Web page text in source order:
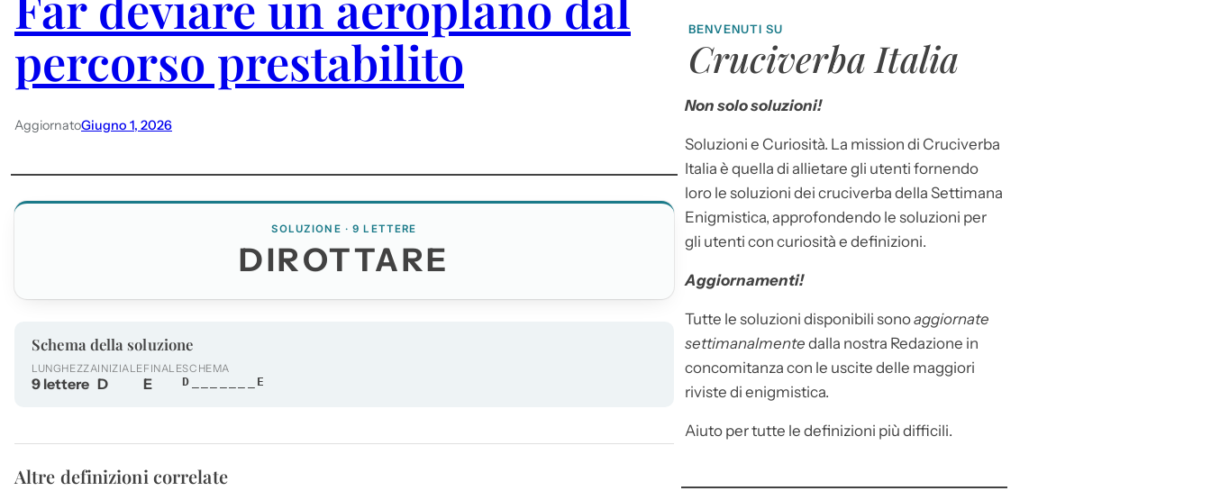
percorso prestabilito
AggiornatoGiugno 1, 2026
SOLUZIONE · 9 LETTERE
DIROTTARE
Schema della soluzione
LUNGHEZZA
9 lettere
INIZIALE
D
FINALE
E
SCHEMA
D_______E
Altre definizioni correlate
BENVENUTI SU
Cruciverba Italia
Non solo soluzioni!
Soluzioni e Curiosità. La mission di Cruciverba
Italia è quella di allietare gli utenti fornendo
loro le soluzioni dei cruciverba della Settimana
Enigmistica, approfondendo le soluzioni per
gli utenti con curiosità e definizioni.
Aggiornamenti!
Tutte le soluzioni disponibili sonoaggiornate
settimanalmente dalla nostra Redazione in
concomitanza con le uscite delle maggiori
riviste di enigmistica.
Aiuto per tutte le definizioni più difficili.